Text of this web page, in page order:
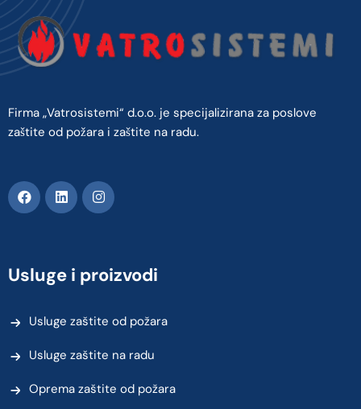
Firma „Vatrosistemi“ d.o.o. je specijalizirana za poslove
zaštite od požara i zaštite na radu.
Usluge i proizvodi
Usluge zaštite od požara
Usluge zaštite na radu
Oprema zaštite od požara